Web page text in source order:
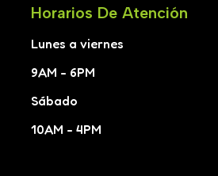
Horarios De Atención
Lunes a viernes
9AM - 6PM
Sábado
10AM - 4PM